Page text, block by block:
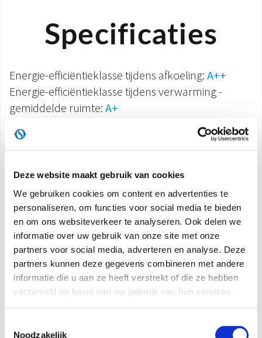
Deze website maakt gebruik van cookies
We gebruiken cookies om content en advertenties te
personaliseren, om functies voor social media te bieden
en om ons websiteverkeer te analyseren. Ook delen we
informatie over uw gebruik van onze site met onze
partners voor social media, adverteren en analyse. Deze
partners kunnen deze gegevens combineren met andere
informatie die u aan ze heeft verstrekt of die ze hebben
verzameld op basis van uw gebruik van hun services.
Noodzakelijk
Specificaties
Energie-efficiëntieklasse tijdens afkoeling: A++
Energie-efficiëntieklasse tijdens verwarming -
gemiddelde ruimte: A+
Energie-efficiëntieklasse tijdens verwarming -
warme ruimte:
Instelbereik voor ventilatordruk:0-160 Pa
Min. geluidsvermogen: 59 dB(A)
Type koudemiddel:R410A
Beschikbare maten:18/24
Nominale capaciteit tijdens afkoeling:5,3/7,0 kW
Nominale capaciteit tijdens verwarming:5,6/7,0 kW